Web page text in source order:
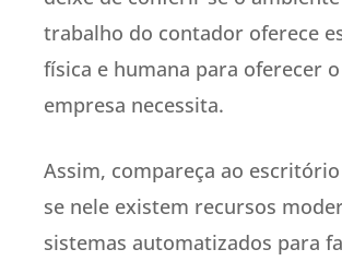
trabalho do contador oferece
física e humana para oferecer
empresa necessita.
Assim, compareça ao
se nele existem recursos
sistemas automatizados para